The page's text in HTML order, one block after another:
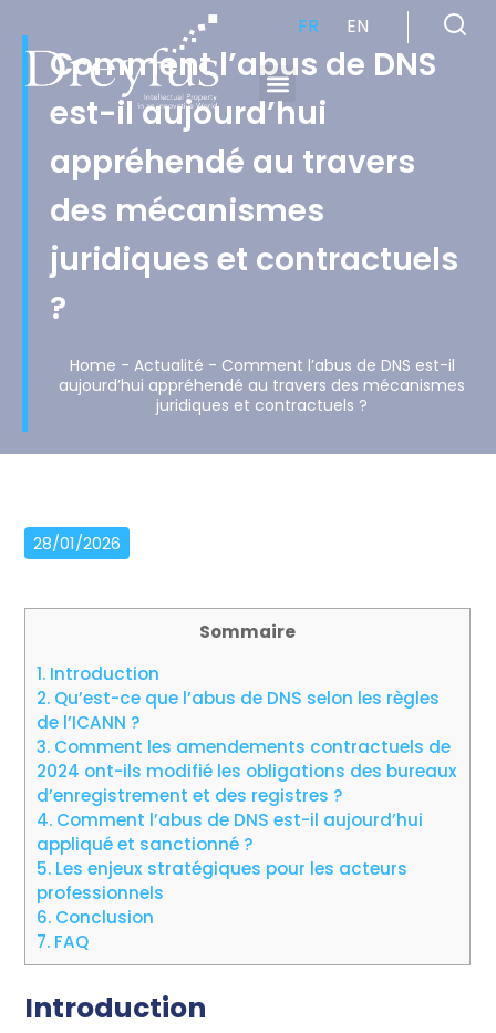
FR EN
Comment l’abus de DNS
est-il aujourd’hui
appréhendé au travers
des mécanismes
juridiques et contractuels
?
Home - Actualité - Comment l’abus de DNS est-il
aujourd’hui appréhendé au travers des mécanismes
juridiques et contractuels ?
28/01/2026
Sommaire
1. Introduction
2. Qu’est-ce que l’abus de DNS selon les règles
de l’ICANN ?
3. Comment les amendements contractuels de
2024 ont-ils modifié les obligations des bureaux
d’enregistrement et des registres ?
4. Comment l’abus de DNS est-il aujourd’hui
appliqué et sanctionné ?
5. Les enjeux stratégiques pour les acteurs
professionnels
6. Conclusion
7. FAQ
Introduction